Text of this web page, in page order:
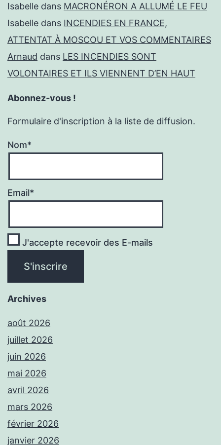
Isabelle dans MACRONÉRON A ALLUMÉ LE FEU
Isabelle dans INCENDIES EN FRANCE,
ATTENTAT À MOSCOU ET VOS COMMENTAIRES
Arnaud dans LES INCENDIES SONT
VOLONTAIRES ET ILS VIENNENT D’EN HAUT
Abonnez-vous !
Formulaire d'inscription à la liste de diffusion.
Nom*
Email*
J'accepte recevoir des E-mails
Archives
août 2026
juillet 2026
juin 2026
mai 2026
avril 2026
mars 2026
février 2026
janvier 2026